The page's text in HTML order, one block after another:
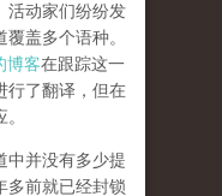
活动家们纷纷发
盖多个语种。
博客在跟踪这一
行了翻译，但在
中并没有多少提
多前就已经封锁